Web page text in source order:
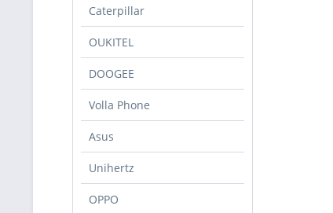
Caterpillar
OUKITEL
DOOGEE
Volla Phone
Asus
Unihertz
OPPO